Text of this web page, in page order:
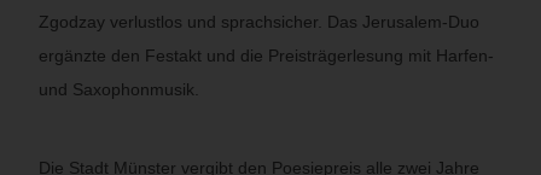
Zgodzay verlustlos und sprachsicher. Das Jerusalem-Duo
ergänzte den Festakt und die Preisträgerlesung mit Harfen-
und Saxophonmusik.
Die Stadt Münster vergibt den Poesiepreis alle zwei Jahre